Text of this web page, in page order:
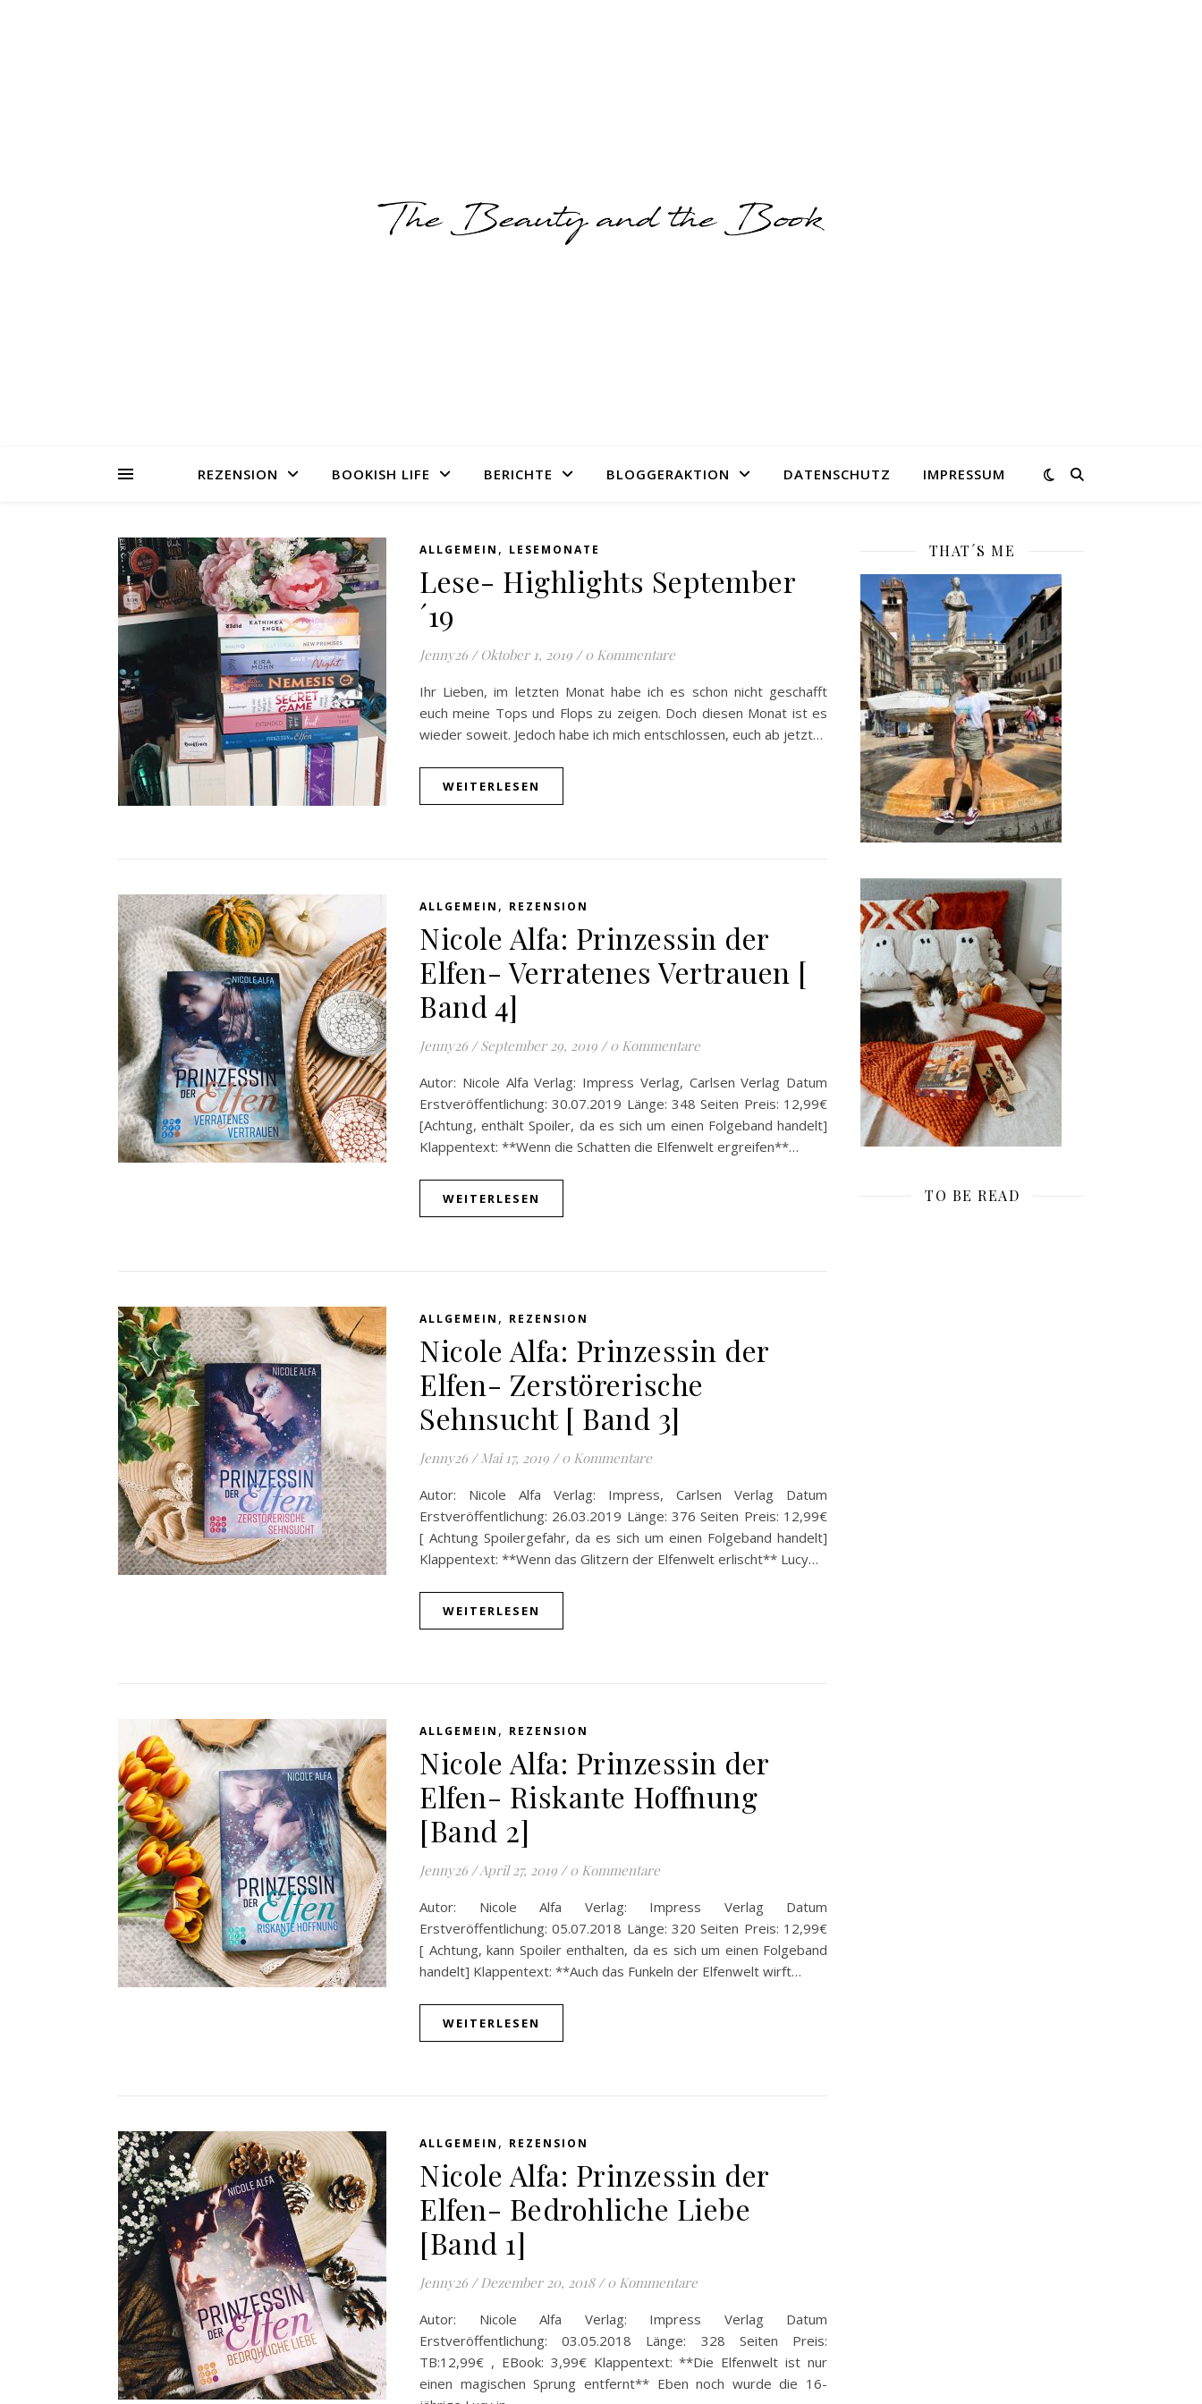
REZENSION BOOKISH LIFE BERICHTE BLOGGERAKTION DATENSCHUTZ IMPRESSUM
ALLGEMEIN , LESEMONATE
Lese- Highlights September
´19
Jenny26 / Oktober 1, 2019 / 0 Kommentare
Ihr Lieben, im letzten Monat habe ich es schon nicht geschafft
euch meine Tops und Flops zu zeigen. Doch diesen Monat ist es
wieder soweit. Jedoch habe ich mich entschlossen, euch ab jetzt…
WEITERLESEN
ALLGEMEIN , REZENSION
Nicole Alfa: Prinzessin der
Elfen- Verratenes Vertrauen [
Band 4]
Jenny26 / September 29, 2019 / 0 Kommentare
Autor: Nicole Alfa Verlag: Impress Verlag, Carlsen Verlag Datum
Erstveröffentlichung: 30.07.2019 Länge: 348 Seiten Preis: 12,99€
[Achtung, enthält Spoiler, da es sich um einen Folgeband handelt]
Klappentext: **Wenn die Schatten die Elfenwelt ergreifen**…
WEITERLESEN
ALLGEMEIN , REZENSION
Nicole Alfa: Prinzessin der
Elfen- Zerstörerische
Sehnsucht [ Band 3]
Jenny26 / Mai 17, 2019 / 0 Kommentare
Autor: Nicole Alfa Verlag: Impress, Carlsen Verlag Datum
Erstveröffentlichung: 26.03.2019 Länge: 376 Seiten Preis: 12,99€
[ Achtung Spoilergefahr, da es sich um einen Folgeband handelt]
Klappentext: **Wenn das Glitzern der Elfenwelt erlischt** Lucy…
WEITERLESEN
ALLGEMEIN , REZENSION
Nicole Alfa: Prinzessin der
Elfen- Riskante Hoffnung
[Band 2]
Jenny26 /April 27, 2019 / 0 Kommentare
Autor: Nicole Alfa Verlag: Impress Verlag Datum
Erstveröffentlichung: 05.07.2018 Länge: 320 Seiten Preis: 12,99€
[ Achtung, kann Spoiler enthalten, da es sich um einen Folgeband
handelt] Klappentext: **Auch das Funkeln der Elfenwelt wirft…
WEITERLESEN
ALLGEMEIN , REZENSION
Nicole Alfa: Prinzessin der
Elfen- Bedrohliche Liebe
[Band 1]
Jenny26 / Dezember 20, 2018 / 0 Kommentare
Autor: Nicole Alfa Verlag: Impress Verlag Datum
Erstveröffentlichung: 03.05.2018 Länge: 328 Seiten Preis:
TB:12,99€ , EBook: 3,99€ Klappentext: **Die Elfenwelt ist nur
einen magischen Sprung entfernt** Eben noch wurde die 16-
THAT´S ME
TO BE READ